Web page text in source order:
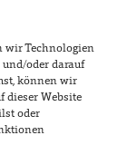
wir Technologien
oder darauf
können wir
dieser Website
oder